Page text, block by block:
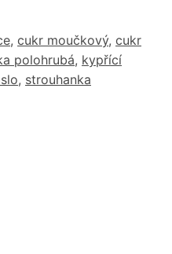
, cukr moučkový, cukr
polohrubá, kypřící
, strouhanka